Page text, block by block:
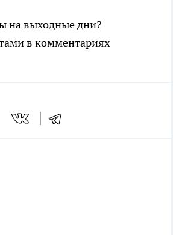
на выходные дни?
в комментариях